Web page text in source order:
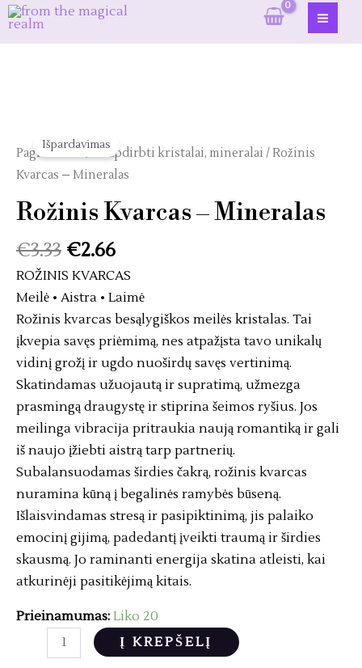
prie
turinio
Išpardavimas
Pagrindinis/Neapdirbti kristalai, mineralai / Rožinis
Kvarcas – Mineralas
Rožinis Kvarcas – Mineralas
€3.33 €2.66
ROŽINIS KVARCAS
Meilė • Aistra • Laimė
Rožinis kvarcas besąlygiškos meilės kristalas. Tai
įkvepia savęs priėmimą, nes atpažįsta tavo unikalų
vidinį grožį ir ugdo nuoširdų savęs vertinimą.
Skatindamas užuojautą ir supratimą, užmezga
prasmingą draugystę ir stiprina šeimos ryšius. Jos
meilinga vibracija pritraukia naują romantiką ir gali
iš naujo įžiebti aistrą tarp partnerių.
Subalansuodamas širdies čakrą, rožinis kvarcas
nuramina kūną į begalinės ramybės būseną.
Išlaisvindamas stresą ir pasipiktinimą, jis palaiko
emocinį gijimą, padedantį įveikti traumą ir širdies
skausmą. Jo raminanti energija skatina atleisti, kai
atkurinėji pasitikėjimą kitais.
Prieinamumas: Liko 20
produkto
kiekis:
Į KREPŠELĮ